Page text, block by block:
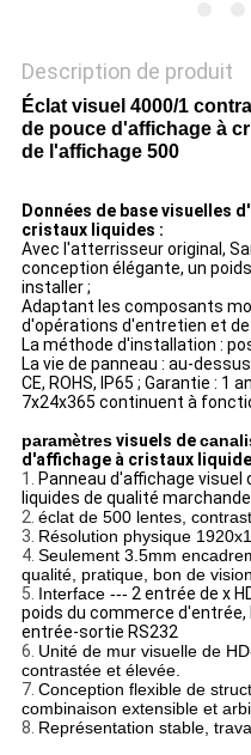
Description de produit
Éclat visuel 4000/1
de pouce d'affichage à
de l'affichage 500
Données de base visuelles
cristaux liquides :
Avec l'atterrisseur original,
conception élégante, un
installer ;
Adaptant les composants
d'opérations d'entretien et
La méthode d'installation :
La vie de panneau : au-
CE, ROHS, IP65 ; Garantie : 1
7x24x365 continuent à
paramètresvisuels de
d'affichage à cristaux
1. Panneau d'affichage
liquides de qualité
2. éclat de 500 lentes,
3. Résolution physique
4. Seulement 3.5mm
qualité, pratique, bon de
5. Interface --- 2 entrée de x
poids du commerce d'entrée,
entrée-sortie RS232
6. Unité de mur visuelle de
contrastée et élevée.
7. Conception flexible de
combinaison extensible et
8. Représentation stable,